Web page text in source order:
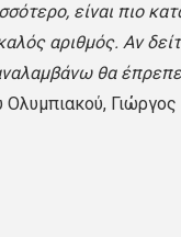
είναι πιο
αριθμός. Αν
θα
Ολυμπιακού,